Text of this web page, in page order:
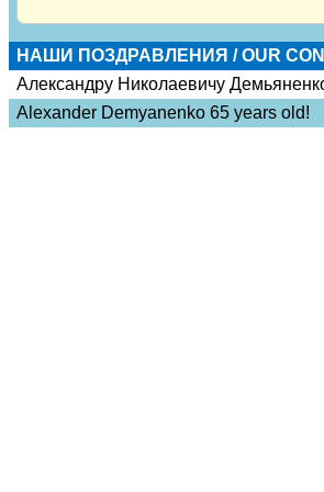
НАШИ ПОЗДРАВЛЕНИЯ / OUR
Александру Николаевичу
Alexander Demyanenko 65 years old!